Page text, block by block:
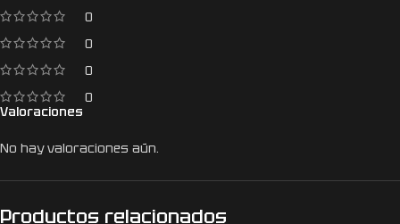
0
0
0
0
Valoraciones
No hay valoraciones aún.
Productos relacionados